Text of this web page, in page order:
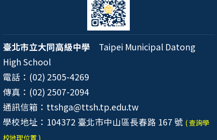
臺北市立大同高級中學 Taipei Municipal Datong
High School
電話：(02) 2505-4269
傳真：(02) 2507-2094
通訊信箱：ttshga@ttsh.tp.edu.tw
學校地址：104372 臺北市中山區長春路 167 號 ( 查詢學
校地理位置 )